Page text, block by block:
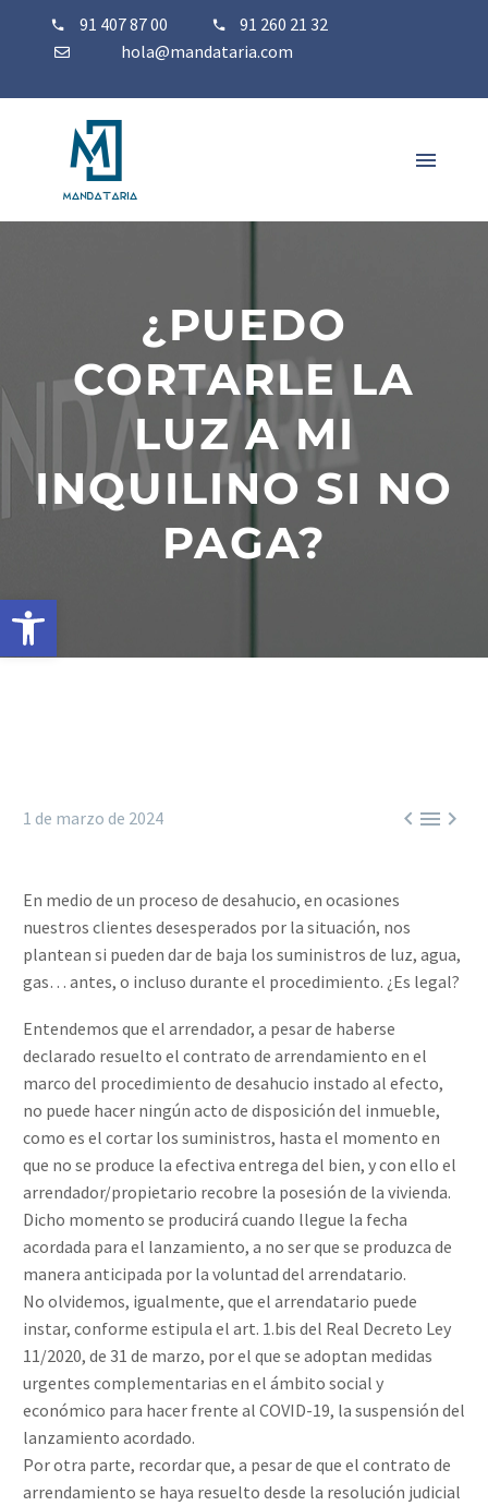
Abrir barra de herramientas
91 407 87 00
91 260 21 32
hola@mandataria.com
¿PUEDO
CORTARLE LA
LUZ A MI
INQUILINO SI NO
PAGA?

1 de marzo de 2024
En medio de un proceso de desahucio, en ocasiones
nuestros clientes desesperados por la situación, nos
plantean si pueden dar de baja los suministros de luz, agua,
gas… antes, o incluso durante el procedimiento. ¿Es legal?
Entendemos que el arrendador, a pesar de haberse
declarado resuelto el contrato de arrendamiento en el
marco del procedimiento de desahucio instado al efecto,
no puede hacer ningún acto de disposición del inmueble,
como es el cortar los suministros, hasta el momento en
que no se produce la efectiva entrega del bien, y con ello el
arrendador/propietario recobre la posesión de la vivienda.
Dicho momento se producirá cuando llegue la fecha
acordada para el lanzamiento, a no ser que se produzca de
manera anticipada por la voluntad del arrendatario.
No olvidemos, igualmente, que el arrendatario puede
instar, conforme estipula el art. 1.bis del Real Decreto Ley
11/2020, de 31 de marzo, por el que se adoptan medidas
urgentes complementarias en el ámbito social y
económico para hacer frente al COVID-19, la suspensión del
lanzamiento acordado.
Por otra parte, recordar que, a pesar de que el contrato de
arrendamiento se haya resuelto desde la resolución judicial